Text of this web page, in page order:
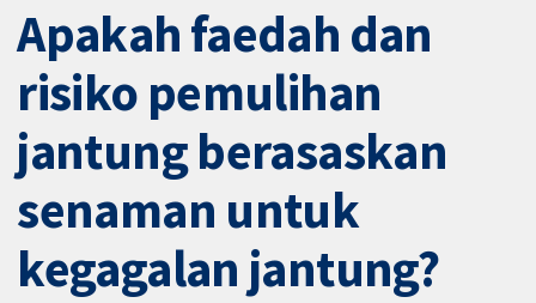
Apakah faedah dan
risiko pemulihan
jantung berasaskan
senaman untuk
kegagalan jantung?